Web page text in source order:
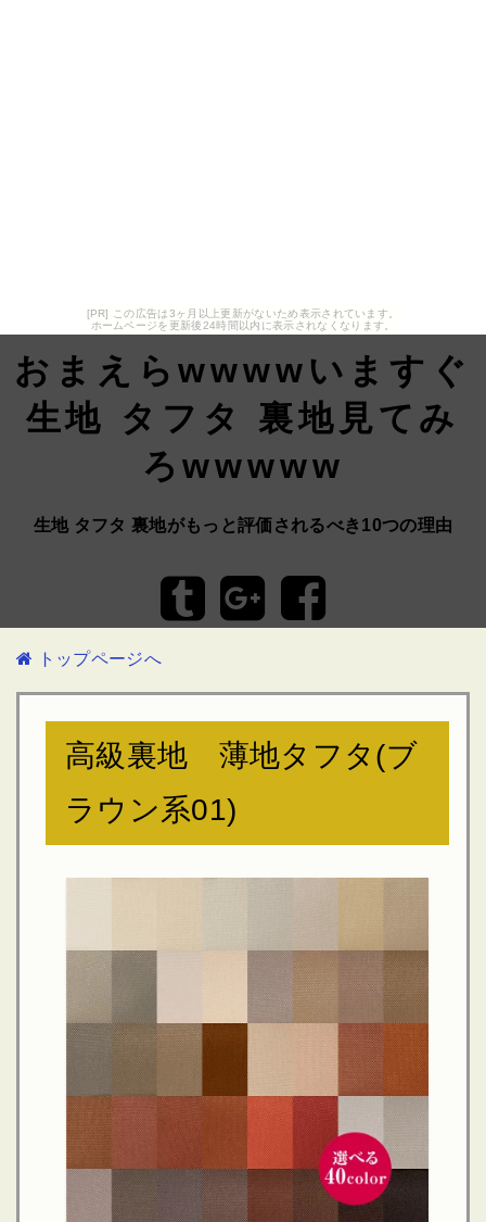
[PR] この広告は3ヶ月以上更新がないため表示されています。
ホームページを更新後24時間以内に表示されなくなります。
おまえらwwwwいますぐ
生地 タフタ 裏地見てみ
ろwwwww
生地 タフタ 裏地がもっと評価されるべき10つの理由
トップページへ
高級裏地 薄地タフタ(ブ
ラウン系01)